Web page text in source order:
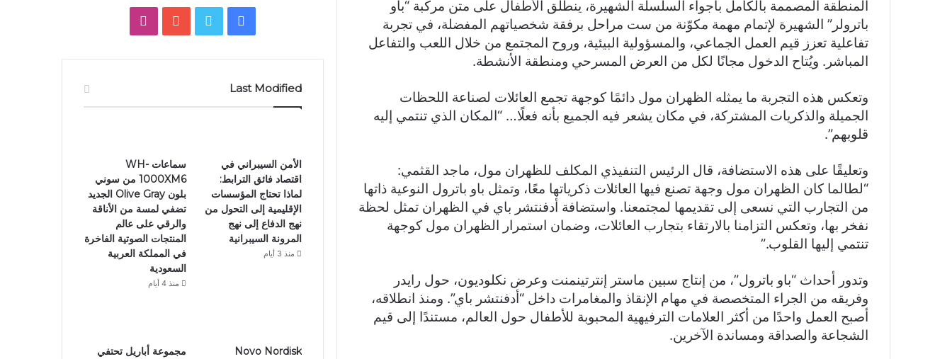
المنطقة المصممة بالكامل بأجواء السلسلة الشهيرة، ينطلق الأطفال على متن مركبة “باو
باترولر” الشهيرة لإتمام مهمة مكوّنة من ست مراحل برفقة شخصياتهم المفضلة، في تجربة
تفاعلية تعزز قيم العمل الجماعي، والمسؤولية البيئية، وروح المجتمع من خلال اللعب والتفاعل
المباشر. ويُتاح الدخول مجانًا لكل من العرض المسرحي ومنطقة الأنشطة.
وتعكس هذه التجربة ما يمثله الظهران مول دائمًا كوجهة تجمع العائلات لصناعة اللحظات
الجميلة والذكريات المشتركة، في مكان يشعر فيه الجميع بأنه فعلًا… “المكان الذي تنتمي إليه
قلوبهم”.
وتعليقًا على هذه الاستضافة، قال الرئيس التنفيذي المكلف للظهران مول، ماجد القثمي:
“لطالما كان الظهران مول وجهة تصنع فيها العائلات ذكرياتها معًا، وتمثل باو باترول النوعية ذاتها
من التجارب التي نسعى إلى تقديمها لمجتمعنا. واستضافة أدفنتشر باي في الظهران تمثل لحظة
نفخر بها، وتعكس التزامنا بالارتقاء بتجارب العائلات، وضمان استمرار الظهران مول كوجهة
تنتمي إليها القلوب.”
وتدور أحداث “باو باترول”، من إنتاج سبين ماستر إنترتينمنت وعرض نكلوديون، حول رايدر
وفريقه من الجراء المتخصصة في مهام الإنقاذ والمغامرات داخل “أدفنتشر باي”. ومنذ انطلاقه،
أصبح العمل واحدًا من أكثر العلامات الترفيهية المحبوبة للأطفال حول العالم، مستندًا إلى قيم
الشجاعة والصداقة ومساندة الآخرين.
فيسبوكتويتر يوتيوبانستقرام
Last Modified
الأمن السيبراني في
اقتصاد فائق الترابط:
لماذا تحتاج المؤسسات
الإقليمية إلى التحول من
نهج الدفاع إلى نهج
المرونة السيبرانية
منذ 3 أيام
سماعات WH-
1000XM6 من سوني
بلون Olive Gray الجديد
تضفي لمسة من الأناقة
والرقي على عالم
المنتجات الصوتية الفاخرة
في المملكة العربية
السعودية
منذ 4 أيام
Novo Nordisk
مجموعة أباريل تحتفي